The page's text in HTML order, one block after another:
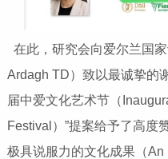
在此，研究会向爱尔兰国
Ardagh TD）致以最诚挚的
届中爱文化艺术节（
Festival）”提案给予了高度
极具说服力的文化成果（